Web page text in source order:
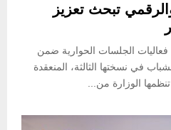
تبحث تعزيز
الجلسات الحوارية ضمن
في نسختها الثالثة، المنعقدة